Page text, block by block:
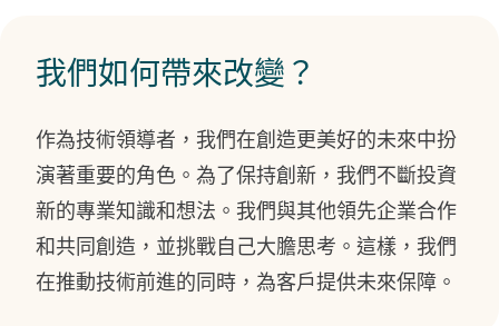
我們如何帶來改變？
作為技術領導者，我們在創造更美好的未來中扮
演著重要的角色。為了保持創新，我們不斷投資
新的專業知識和想法。我們與其他領先企業合作
和共同創造，並挑戰自己大膽思考。這樣，我們
在推動技術前進的同時，為客戶提供未來保障。